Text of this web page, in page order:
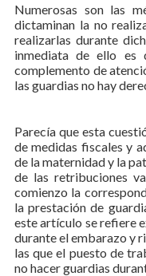
Numerosas son las
dictaminan la no
realizarlas durante
inmediata de ello es
complemento de
las guardias no hay
Parecía que esta
de medidas fiscales y
de la maternidad y la
de las retribuciones
comienzo la
la prestación de
este artículo se refiere
durante el embarazo y
las que el puesto de
no hacer guardias